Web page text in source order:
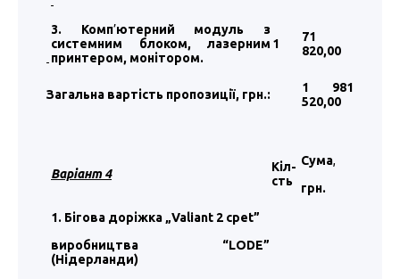
3. Комп’ютерний модуль з
системним блоком, лазерним
принтером, монітором.
1
71
820,00
Загальна вартість пропозиції, грн.:
1 981
520,00
Варіант 4
Кіл-
сть
Сума,
грн.
1. Бігова доріжка „Valiant 2 cpet”
виробництва “LODE”
(Нідерланди)